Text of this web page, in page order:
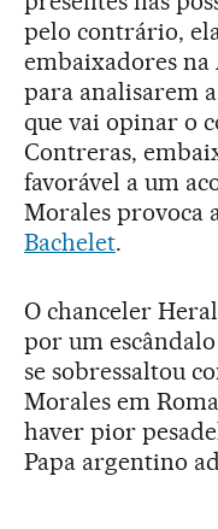
pelo contrário,
embaixadores na
para analisarem
que vai opinar o
Contreras,
favorável a um
Morales provoca
Bachelet.
O chanceler
por um
se sobressaltou
Morales em
haver pior
Papa argentino